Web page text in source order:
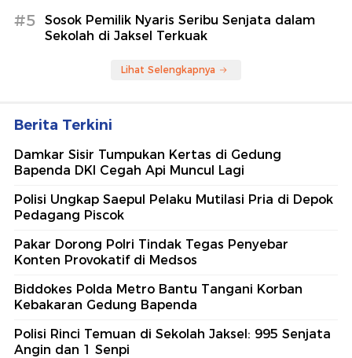
#5
Sosok Pemilik Nyaris Seribu Senjata dalam
Sekolah di Jaksel Terkuak
Lihat Selengkapnya
Berita Terkini
Damkar Sisir Tumpukan Kertas di Gedung
Bapenda DKI Cegah Api Muncul Lagi
Polisi Ungkap Saepul Pelaku Mutilasi Pria di Depok
Pedagang Piscok
Pakar Dorong Polri Tindak Tegas Penyebar
Konten Provokatif di Medsos
Biddokes Polda Metro Bantu Tangani Korban
Kebakaran Gedung Bapenda
Polisi Rinci Temuan di Sekolah Jaksel: 995 Senjata
Angin dan 1 Senpi